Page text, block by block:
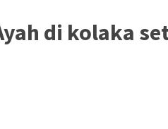
di kolaka